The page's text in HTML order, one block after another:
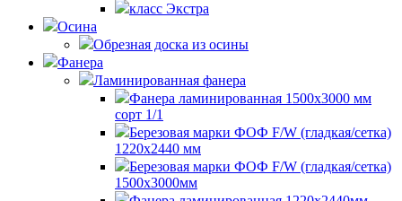
класс Экстра
Осина
Обрезная доска из осины
Фанера
Ламинированная фанера
Фанера ламинированная 1500x3000 мм
сорт 1/1
Березовая марки ФОФ F/W (гладкая/сетка)
1220х2440 мм
Березовая марки ФОФ F/W (гладкая/сетка)
1500х3000мм